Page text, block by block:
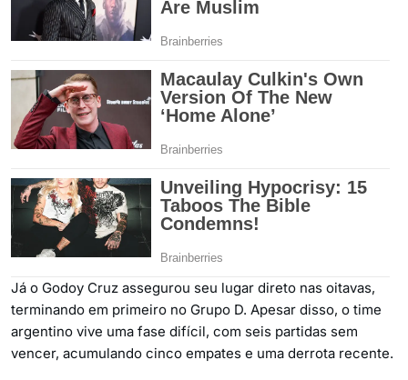
Já o Godoy Cruz assegurou seu lugar direto nas oitavas,
terminando em primeiro no Grupo D. Apesar disso, o time
argentino vive uma fase difícil, com seis partidas sem
vencer, acumulando cinco empates e uma derrota recente.